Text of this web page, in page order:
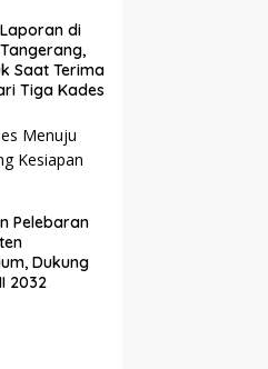
di
Saat Terima
Tiga Kades
Pelebaran
Dukung
2032